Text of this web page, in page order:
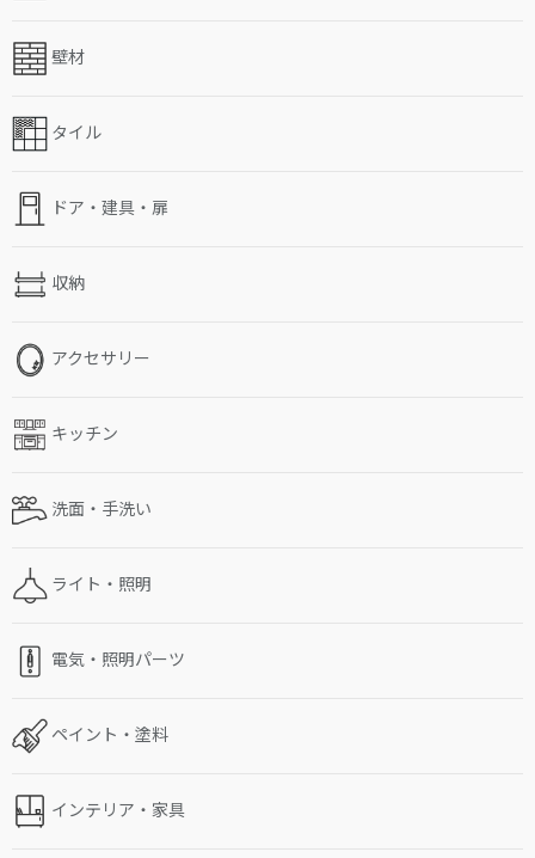
壁材
タイル
ドア・建具・扉
収納
アクセサリー
キッチン
洗面・手洗い
ライト・照明
電気・照明パーツ
ペイント・塗料
インテリア・家具